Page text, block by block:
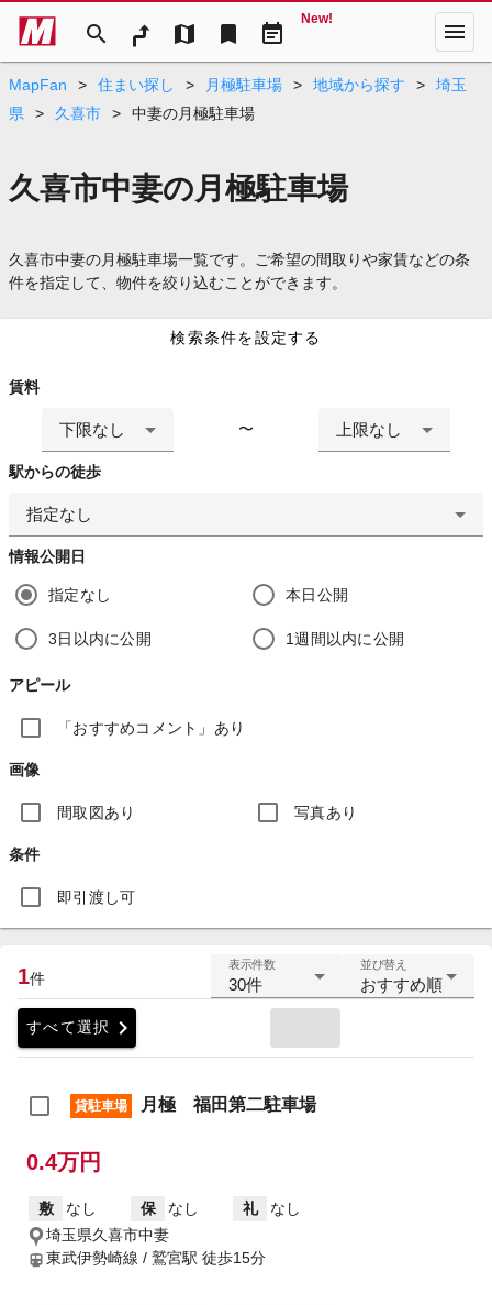
search map bookmark event_note
New! menu
MapFan > 住まい探し > 月極駐車場 > 地域から探す >
埼玉
県
> 久喜市 > 中妻の月極駐車場
久喜市中妻の月極駐車場
久喜市中妻の月極駐車場一覧です。ご希望の間取りや家賃などの条
件を指定して、物件を絞り込むことができます。
検索条件を設定する
賃料
下限なし 〜 上限なし
駅からの徒歩
指定なし
情報公開日
指定なし 本日公開
3日以内に公開 1週間以内に公開
アピール
「おすすめコメント」あり
画像
間取図あり 写真あり
条件
即引渡し可
1件
表示件数
30件
並び替え
おすすめ順
すべて選択 chevron_right
貸駐車場 月極 福田第二駐車場
0.4万円
敷 なし 保 なし 礼
なし
埼玉県久喜市中妻
東武伊勢崎線 / 鷲宮駅 徒歩15分